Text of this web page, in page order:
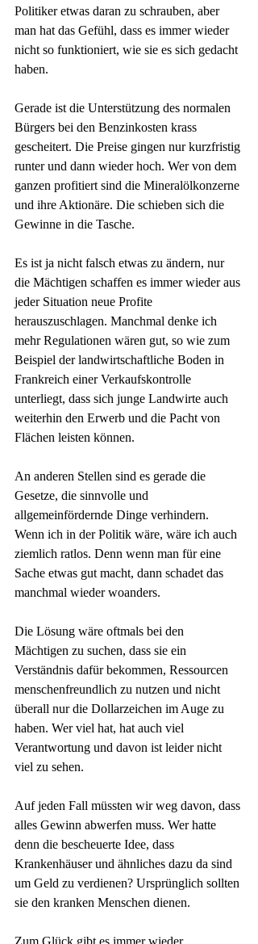
Politiker etwas daran zu schrauben, aber
man hat das Gefühl, dass es immer wieder
nicht so funktioniert, wie sie es sich gedacht
haben.
Gerade ist die Unterstützung des normalen
Bürgers bei den Benzinkosten krass
gescheitert. Die Preise gingen nur kurzfristig
runter und dann wieder hoch. Wer von dem
ganzen profitiert sind die Mineralölkonzerne
und ihre Aktionäre. Die schieben sich die
Gewinne in die Tasche.
Es ist ja nicht falsch etwas zu ändern, nur
die Mächtigen schaffen es immer wieder aus
jeder Situation neue Profite
herauszuschlagen. Manchmal denke ich
mehr Regulationen wären gut, so wie zum
Beispiel der landwirtschaftliche Boden in
Frankreich einer Verkaufskontrolle
unterliegt, dass sich junge Landwirte auch
weiterhin den Erwerb und die Pacht von
Flächen leisten können.
An anderen Stellen sind es gerade die
Gesetze, die sinnvolle und
allgemeinfördernde Dinge verhindern.
Wenn ich in der Politik wäre, wäre ich auch
ziemlich ratlos. Denn wenn man für eine
Sache etwas gut macht, dann schadet das
manchmal wieder woanders.
Die Lösung wäre oftmals bei den
Mächtigen zu suchen, dass sie ein
Verständnis dafür bekommen, Ressourcen
menschenfreundlich zu nutzen und nicht
überall nur die Dollarzeichen im Auge zu
haben. Wer viel hat, hat auch viel
Verantwortung und davon ist leider nicht
viel zu sehen.
Auf jeden Fall müssten wir weg davon, dass
alles Gewinn abwerfen muss. Wer hatte
denn die bescheuerte Idee, dass
Krankenhäuser und ähnliches dazu da sind
um Geld zu verdienen? Ursprünglich sollten
sie den kranken Menschen dienen.